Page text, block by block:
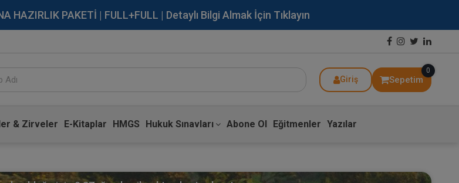
HAZIRLIK PAKETİ | FULL+FULL | Detaylı Bilgi Almak İçin Tıklayın
Giriş Sepetim
0
& Zirveler E-Kitaplar HMGS Hukuk Sınavları Abone Ol Eğitmenler Yazılar